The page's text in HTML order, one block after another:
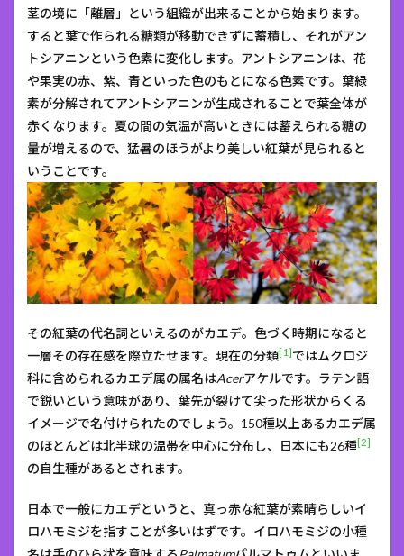
茎の境に「離層」という組織が出来ることから始まります。
すると葉で作られる糖類が移動できずに蓄積し、それがアン
トシアニンという色素に変化します。アントシアニンは、花
や果実の赤、紫、青といった色のもとになる色素です。葉緑
素が分解されてアントシアニンが生成されることで葉全体が
赤くなります。夏の間の気温が高いときには蓄えられる糖の
量が増えるので、猛暑のほうがより美しい紅葉が見られると
いうことです。
その紅葉の代名詞といえるのがカエデ。色づく時期になると
一層その存在感を際立たせます。現在の分類[1]ではムクロジ
科に含められるカエデ属の属名はAcerアケルです。ラテン語
で鋭いという意味があり、葉先が裂けて尖った形状からくる
イメージで名付けられたのでしょう。150種以上あるカエデ属
のほとんどは北半球の温帯を中心に分布し、日本にも26種[2]
の自生種があるとされます。
日本で一般にカエデというと、真っ赤な紅葉が素晴らしいイ
ロハモミジを指すことが多いはずです。イロハモミジの小種